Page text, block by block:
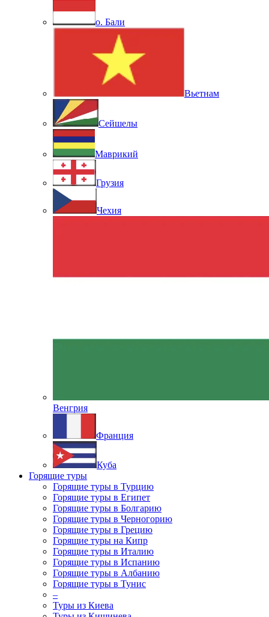
о. Бали
Вьетнам
Сейшелы
Маврикий
Грузия
Чехия
Венгрия
Франция
Куба
Горящие туры
Горящие туры в Турцию
Горящие туры в Египет
Горящие туры в Болгарию
Горящие туры в Черногорию
Горящие туры в Грецию
Горящие туры на Кипр
Горящие туры в Италию
Горящие туры в Испанию
Горящие туры в Албанию
Горящие туры в Тунис
–
Туры из Киева